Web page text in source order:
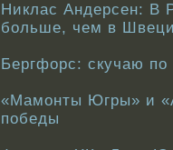
Никлас Андерсен: В
больше, чем в
Бергфорс: скучаю по
«Мамонты Югры» и
победы